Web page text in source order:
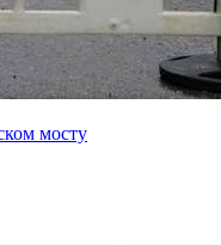
мосту